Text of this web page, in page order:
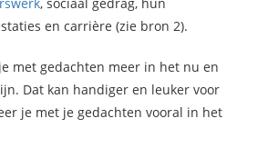
en carrière (zie bron 2).
met gedachten meer in het nu en
Dat kan handiger en leuker voor
je met je gedachten vooral in het